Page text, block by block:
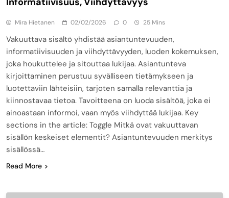
Mira Hietanen 02/02/2026 0 25 Mins
Vakuuttava sisältö yhdistää asiantuntevuuden,
informatiivisuuden ja viihdyttävyyden, luoden kokemuksen,
joka houkuttelee ja sitouttaa lukijaa. Asiantunteva
kirjoittaminen perustuu syvälliseen tietämykseen ja
luotettaviin lähteisiin, tarjoten samalla relevanttia ja
kiinnostavaa tietoa. Tavoitteena on luoda sisältöä, joka ei
ainoastaan informoi, vaan myös viihdyttää lukijaa. Key
sections in the article: Toggle Mitkä ovat vakuuttavan
sisällön keskeiset elementit? Asiantuntevuuden merkitys
sisällössä…
Read More